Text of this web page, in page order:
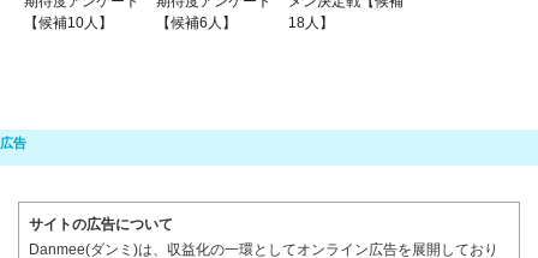
【候補10人】
【候補6人】
18人】
サイトの広告について
Danmee(ダンミ)は、収益化の一環としてオンライン広告を展開しており